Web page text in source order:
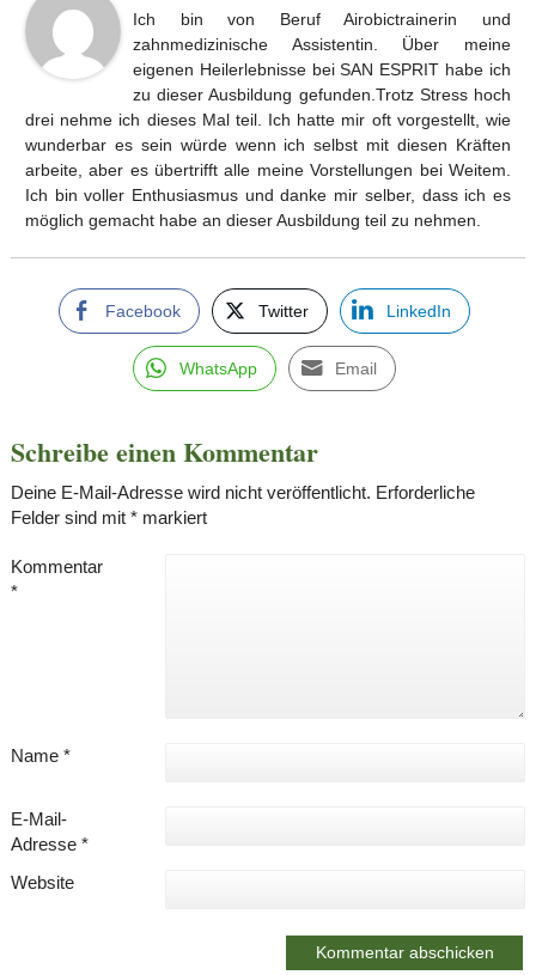
Ich bin von Beruf Airobictrainerin und
zahnmedizinische Assistentin. Über meine
eigenen Heilerlebnisse bei SAN ESPRIT habe ich
zu dieser Ausbildung gefunden.Trotz Stress hoch
drei nehme ich dieses Mal teil. Ich hatte mir oft vorgestellt, wie
wunderbar es sein würde wenn ich selbst mit diesen Kräften
arbeite, aber es übertrifft alle meine Vorstellungen bei Weitem.
Ich bin voller Enthusiasmus und danke mir selber, dass ich es
möglich gemacht habe an dieser Ausbildung teil zu nehmen.
Facebook Twitter LinkedIn
WhatsApp Email
Schreibe einen Kommentar
Deine E-Mail-Adresse wird nicht veröffentlicht. Erforderliche
Felder sind mit *markiert
Kommentar
*
Name *
E-Mail-
Adresse *
Website